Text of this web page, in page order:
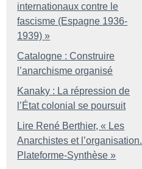
internationaux contre le
fascisme (Espagne 1936-
1939) »
Catalogne : Construire
l’anarchisme organisé
Kanaky : La répression de
l’État colonial se poursuit
Lire René Berthier, « Les
Anarchistes et l’organisation.
Plateforme-Synthèse »